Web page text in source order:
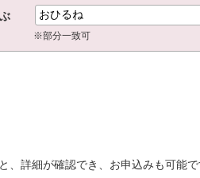
※部分一致可
、詳細が確認でき、お申込みも可能で